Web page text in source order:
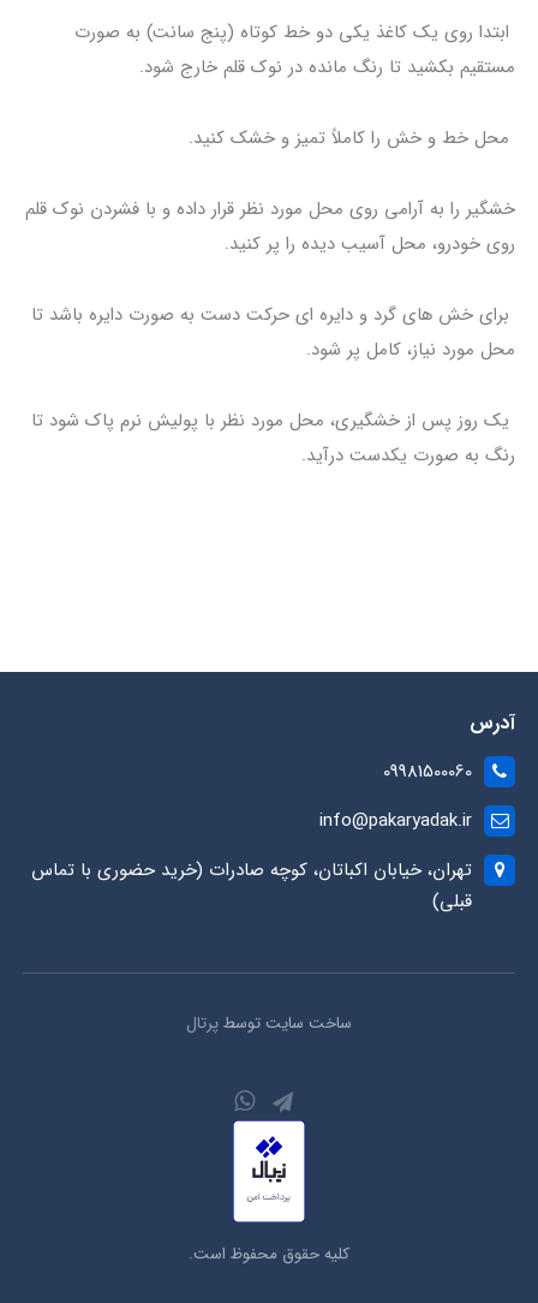
ابتدا روی یک کاغذ یکی دو خط کوتاه (پنج سانت) به صورت
مستقیم بکشید تا رنگ مانده در نوک قلم خارج شود.
محل خط و خش را کاملاً تمیز و خشک کنید.
خشگیر را به آرامی روی محل مورد نظر قرار داده و با فشردن نوک قلم
روی خودرو، محل آسیب دیده را پر کنید.
برای خش های گرد و دایره ای حرکت دست به صورت دایره باشد تا
محل مورد نیاز، کامل پر شود.
یک روز پس از خشگیری، محل مورد نظر با پولیش نرم پاک شود تا
رنگ به صورت یکدست درآید.
آدرس
09981500060
info@pakaryadak.ir
تهران، خیابان اکباتان، کوچه صادرات (خرید حضوری با تماس
قبلی)
ساخت سایت توسطپرتال
کلیه حقوق محفوظ است.